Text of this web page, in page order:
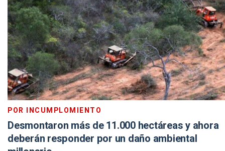
POR INCUMPLOMIENTO
Desmontaron más de 11.000 hectáreas y ahora
deberán responder por un daño ambiental